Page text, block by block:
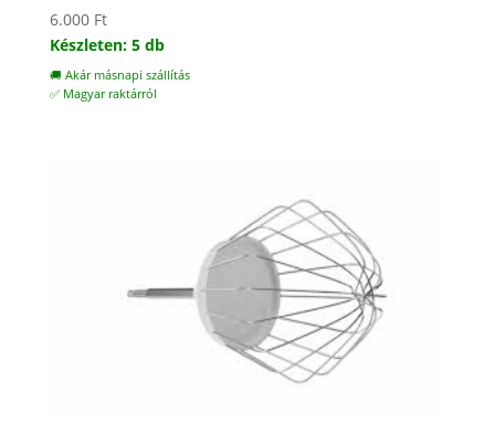
6.000 Ft
Készleten: 5 db
🚚 Akár másnapi szállítás
✅ Magyar raktárról